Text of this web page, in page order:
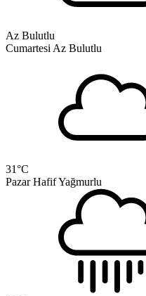
Az Bulutlu
Cumartesi Az Bulutlu
31°C
Pazar Hafif Yağmurlu